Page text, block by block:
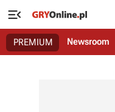

PREMIUM Newsroom